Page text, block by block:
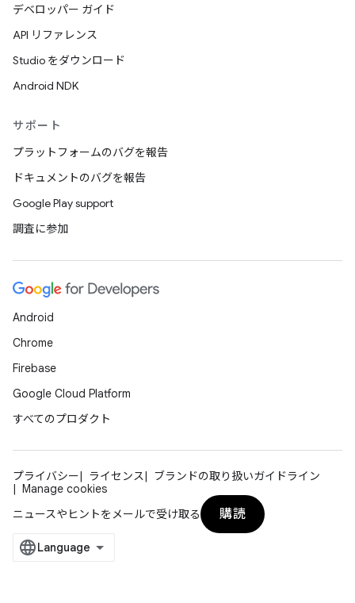
デベロッパー ガイド
API リファレンス
Studio をダウンロード
Android NDK
サポート
プラットフォームのバグを報告
ドキュメントのバグを報告
Google Play support
調査に参加
Android
Chrome
Firebase
Google Cloud Platform
すべてのプロダクト
プライバシー ライセンス
ブランドの取り扱いガイドライン
Manage cookies
ニュースやヒントをメールで受け取る
購読